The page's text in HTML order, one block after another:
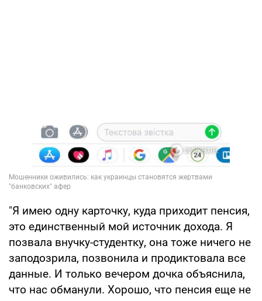
"Я имею одну карточку, куда приходит пенсия,
это единственный мой источник дохода. Я
позвала внучку-студентку, она тоже ничего не
заподозрила, позвонила и продиктовала все
данные. И только вечером дочка объяснила,
что нас обманули. Хорошо, что пенсия еще не